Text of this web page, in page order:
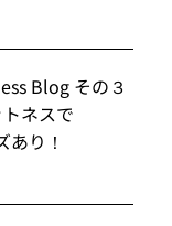
Blog その３
ネスで
あり！